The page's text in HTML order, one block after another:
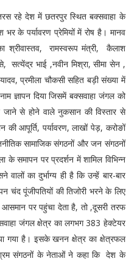
रहे देश में छतरपुर स्थित बक्सवाहा के
के पर्यावरण प्रेमियों में रोष है। मानव
श्रीवास्तव, रामस्वरूप मंत्री, कैलाश
भाई ,नवीन मिश्रा, सीमा सेन ,
प्रमीला चौकसी सहित बड़ी संख्या में
ज्ञापन दिया जिसमें बक्सवाहा जंगल को
से होने वाले नुकसान की विस्तार से
आपूर्ति, पर्यावरण, लाखों पेड़, करोङों
सामाजिक संगठनों और जन संगठनों
समापन पर प्रदर्शन में शामिल विभिन्न
का दुर्भाग्य ही है कि उन्हें बार-बार
पूंजीपतियों की तिजोरी भरने के लिए
पर पहुंचा देता है, तो ,दूसरी तरफ
जंगल क्षेत्र का लगभग 383 हेक्टेयर
गया है। इसके खनन क्षेत्र का क्षेत्रफल
श्रम संगठनों के नेताओं ने कहा कि देश के